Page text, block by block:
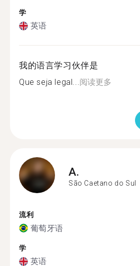
学
英语
我的语言学习伙伴是
Que seja legal...阅读更多
A.
São Caetano do Sul
流利
葡萄牙语
学
英语